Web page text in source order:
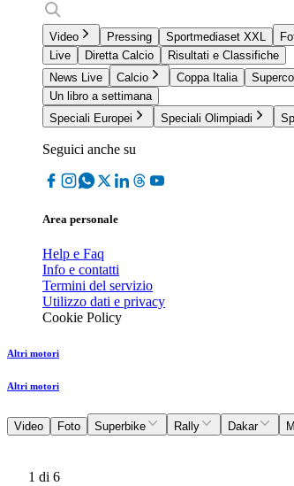
Video Pressing Sportmediaset XXL
Live
Diretta Calcio
Risultati e Classifiche
News Live
Calcio Coppa Italia
Un libro a settimana
Speciali Europei
Speciali Olimpiadi
Seguici anche su
Area personale
Help e Faq
Info e contatti
Termini del servizio
Utilizzo dati e privacy
Cookie Policy
Altri motori
Altri motori
Video Foto Superbike Rally Dakar
1 di 6